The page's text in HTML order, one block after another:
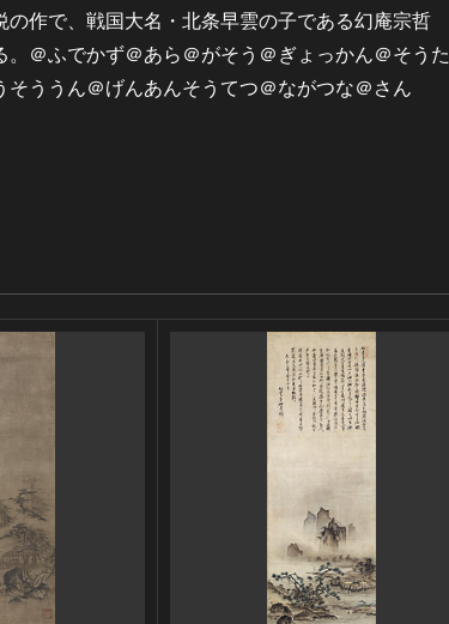
の作で、戦国大名・北条早雲の子である幻庵宗哲
。＠ふでかず＠あら＠がそう＠ぎょっかん＠そうた
そううん＠げんあんそうてつ＠ながつな＠さん